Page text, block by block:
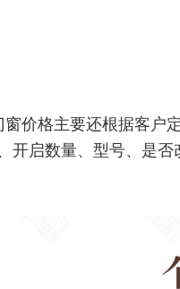
价格主要还根据客户
开启数量、型号、是